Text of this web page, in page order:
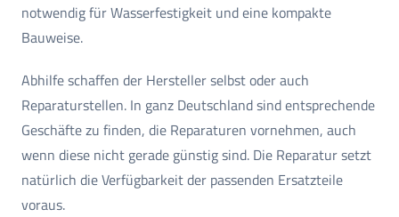
notwendig für Wasserfestigkeit und eine kompakte
Bauweise.
Abhilfe schaffen der Hersteller selbst oder auch
Reparaturstellen. In ganz Deutschland sind entsprechende
Geschäfte zu finden, die Reparaturen vornehmen, auch
wenn diese nicht gerade günstig sind. Die Reparatur setzt
natürlich die Verfügbarkeit der passenden Ersatzteile
voraus.